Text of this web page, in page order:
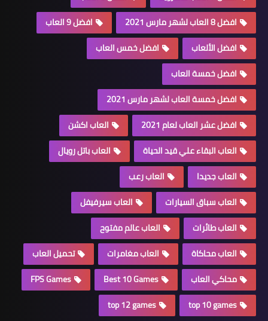
افضل 8 العاب لشهر مارس 2021
افضل 9 العاب
افضل الألعاب
افضل خمس العاب
افضل خمسة العاب
افضل خمسة العاب لشهر مارس 2021
افضل عشر العاب لعام 2021
العاب اكشن
العاب البقاء علي قيد الحياة
العاب باتل رويال
العاب جديدا
العاب رعب
العاب سباق السيارات
العاب سيرفيفل
العاب طائرات
العاب عالم مفتوح
العاب محاكاة
العاب مغامرات
تحميل العاب
محاكي العاب
Best 10 Games
FPS Games
top 10 games
top 12 games